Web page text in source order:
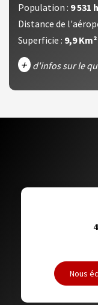
Population : 9 531
Distance de
Superficie : 9,9 Km²
+ d'infos sur le
DISTANCE DE
RESTAURANTS ET CAFÉS
Nous